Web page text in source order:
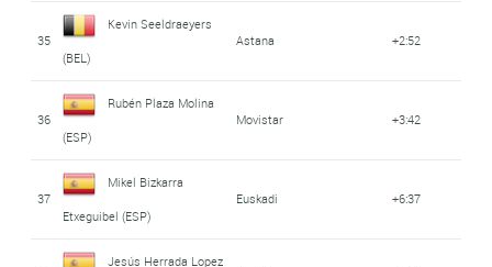
35
Kevin Seeldraeyers
(BEL)
Astana +2:52
36
Rubén Plaza Molina
(ESP)
Movistar +3:42
37
Mikel Bizkarra
Etxeguibel (ESP)
Euskadi +6:37
Jesús Herrada Lopez